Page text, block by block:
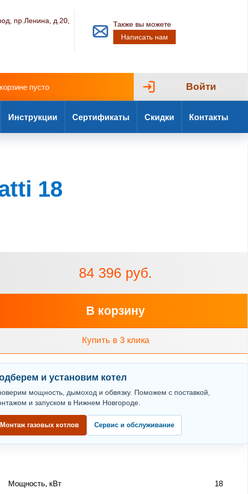
пр.Ленина, д.20,
Также вы можете
Написать нам
пусто Войти
Инструкции Сертификаты Скидки Контакты
18
84 396 руб.
В корзину
Купить в 3 клика
и установим котел
мощность, дымоход и обвязку. Поможем с поставкой,
и запуском в Нижнем Новгороде.
Монтаж газовых котлов Сервис и обслуживание
Мощность, кВт
18